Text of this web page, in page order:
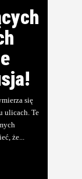
się
ulicach. Te
że